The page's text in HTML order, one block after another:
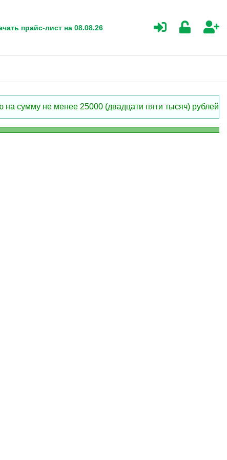
прайс-лист на 08.08.26
сумму не менее 25000 (двадцати пяти тысяч) рублей